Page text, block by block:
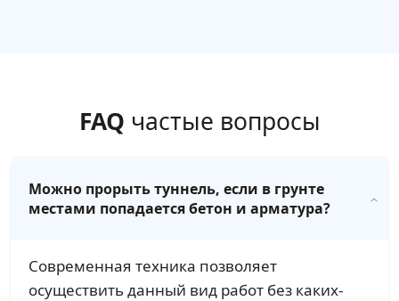
FAQ частые вопросы
Можно прорыть туннель, если в грунте
местами попадается бетон и арматура?
Современная техника позволяет
осуществить данный вид работ без каких-